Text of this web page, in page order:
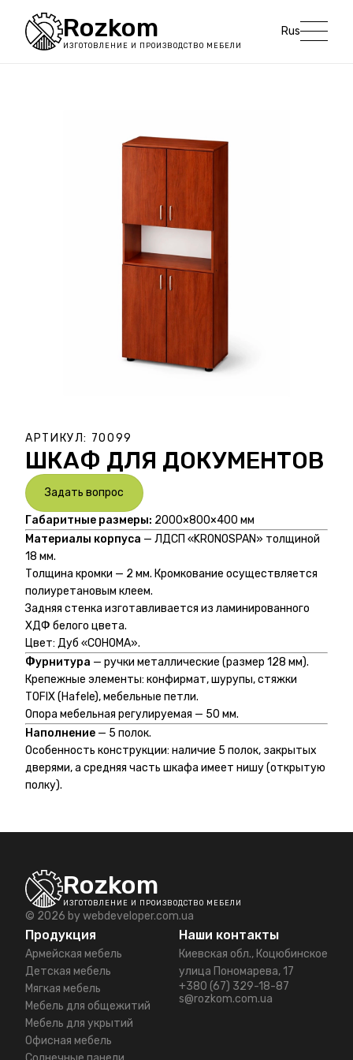
Rozkom
ИЗГОТОВЛЕНИЕ И ПРОИЗВОДСТВО МЕБЕЛИ
Rus
АРТИКУЛ: 70099
ШКАФ ДЛЯ ДОКУМЕНТОВ
Задать вопрос
Габаритные размеры: 2000×800×400 мм
Материалы корпуса — ЛДСП «KRONOSPAN» толщиной
18 мм.
Толщина кромки — 2 мм. Кромкование осуществляется
полиуретановым клеем.
Задняя стенка изготавливается из ламинированного
ХДФ белого цвета.
Цвет: Дуб «СОНОМА».
Фурнитура — ручки металлические (размер 128 мм).
Крепежные элементы: конфирмат, шурупы, стяжки
TOFIX (Hafele), мебельные петли.
Опора мебельная регулируемая — 50 мм.
Наполнение — 5 полок.
Особенность конструкции: наличие 5 полок, закрытых
дверями, а средняя часть шкафа имеет нишу (открытую
полку).
Rozkom
ИЗГОТОВЛЕНИЕ И ПРОИЗВОДСТВО МЕБЕЛИ
© 2026 bywebdeveloper.com.ua
Продукция
Армейская мебель
Детская мебель
Мягкая мебель
Мебель для общежитий
Мебель для укрытий
Офисная мебель
Наши контакты
Киевская обл., Коцюбинское
улица Пономарева, 17
+380 (67) 329-18-87
s@rozkom.com.ua